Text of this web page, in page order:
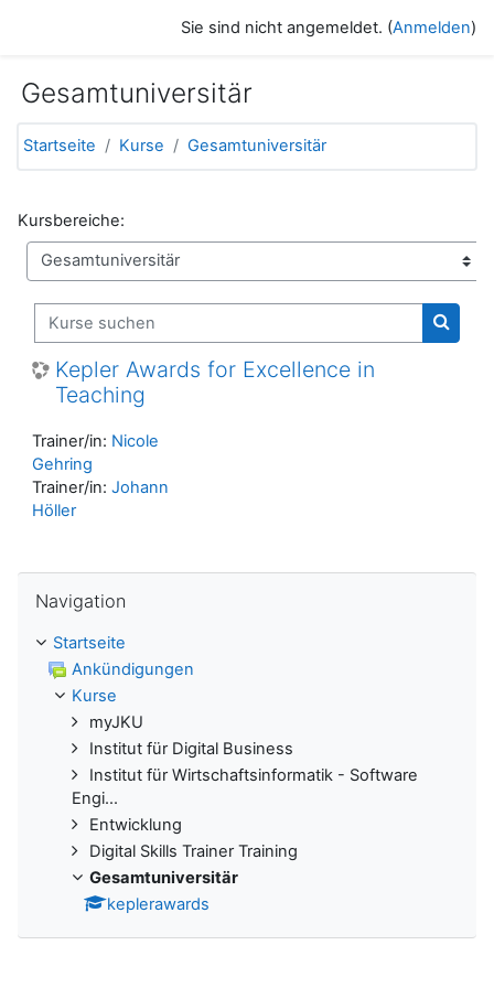
Sie sind nicht angemeldet. (Anmelden)
Gesamtuniversitär
Startseite Kurse Gesamtuniversitär
Kursbereiche:
Kurse suchen
Kurse
Kepler Awards for Excellence in
Teaching
Trainer/in: Nicole
Gehring
Trainer/in: Johann
Höller
Navigation
Startseite
Ankündigungen
Kurse
myJKU
Institut für Digital Business
Institut für Wirtschaftsinformatik - Software
Engi...
Entwicklung
Digital Skills Trainer Training
Gesamtuniversitär
keplerawards